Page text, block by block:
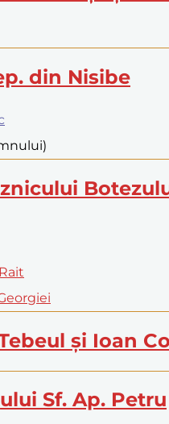
din Nisibe
și Ioan
Sf. Ap. Petru